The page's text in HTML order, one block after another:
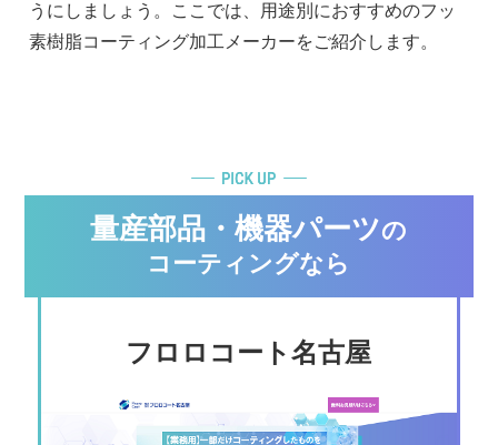
うにしましょう。ここでは、用途別におすすめのフッ
素樹脂コーティング加工メーカーをご紹介します。
量産部品・機器パーツの
コーティングなら
フロロコート名古屋